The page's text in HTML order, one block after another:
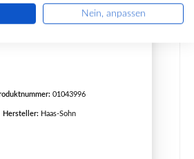
01043996
Hersteller: Haas-Sohn
Nein, anpassen